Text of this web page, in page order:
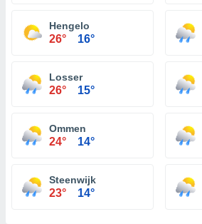
Hengelo
26° 16°
Losser
26° 15°
Ommen
24° 14°
Steenwijk
23° 14°